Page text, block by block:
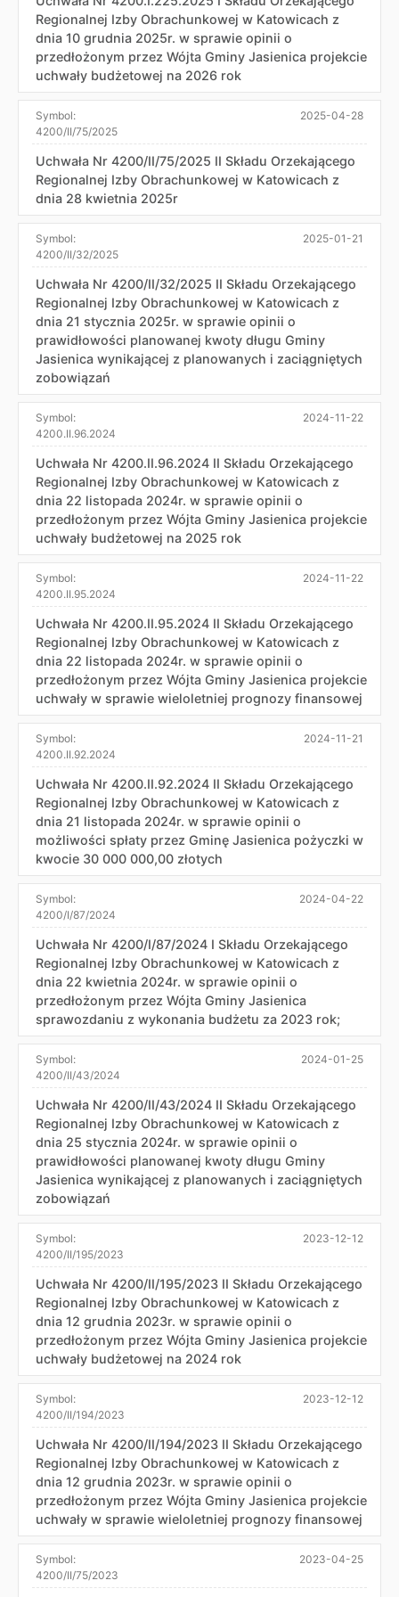
Regionalnej Izby Obrachunkowej w Katowicach z
dnia 10 grudnia 2025r. w sprawie opinii o
przedłożonym przez Wójta Gminy Jasienica projekcie
uchwały budżetowej na 2026 rok
Symbol:
4200/II/75/2025
2025-04-28
Uchwała Nr 4200/II/75/2025 II Składu Orzekającego
Regionalnej Izby Obrachunkowej w Katowicach z
dnia 28 kwietnia 2025r
Symbol:
4200/II/32/2025
2025-01-21
Uchwała Nr 4200/II/32/2025 II Składu Orzekającego
Regionalnej Izby Obrachunkowej w Katowicach z
dnia 21 stycznia 2025r. w sprawie opinii o
prawidłowości planowanej kwoty długu Gminy
Jasienica wynikającej z planowanych i zaciągniętych
zobowiązań
Symbol:
4200.II.96.2024
2024-11-22
Uchwała Nr 4200.II.96.2024 II Składu Orzekającego
Regionalnej Izby Obrachunkowej w Katowicach z
dnia 22 listopada 2024r. w sprawie opinii o
przedłożonym przez Wójta Gminy Jasienica projekcie
uchwały budżetowej na 2025 rok
Symbol:
4200.II.95.2024
2024-11-22
Uchwała Nr 4200.II.95.2024 II Składu Orzekającego
Regionalnej Izby Obrachunkowej w Katowicach z
dnia 22 listopada 2024r. w sprawie opinii o
przedłożonym przez Wójta Gminy Jasienica projekcie
uchwały w sprawie wieloletniej prognozy finansowej
Symbol:
4200.II.92.2024
2024-11-21
Uchwała Nr 4200.II.92.2024 II Składu Orzekającego
Regionalnej Izby Obrachunkowej w Katowicach z
dnia 21 listopada 2024r. w sprawie opinii o
możliwości spłaty przez Gminę Jasienica pożyczki w
kwocie 30 000 000,00 złotych
Symbol:
4200/I/87/2024
2024-04-22
Uchwała Nr 4200/I/87/2024 I Składu Orzekającego
Regionalnej Izby Obrachunkowej w Katowicach z
dnia 22 kwietnia 2024r. w sprawie opinii o
przedłożonym przez Wójta Gminy Jasienica
sprawozdaniu z wykonania budżetu za 2023 rok;
Symbol:
4200/II/43/2024
2024-01-25
Uchwała Nr 4200/II/43/2024 II Składu Orzekającego
Regionalnej Izby Obrachunkowej w Katowicach z
dnia 25 stycznia 2024r. w sprawie opinii o
prawidłowości planowanej kwoty długu Gminy
Jasienica wynikającej z planowanych i zaciągniętych
zobowiązań
Symbol:
4200/II/195/2023
2023-12-12
Uchwała Nr 4200/II/195/2023 II Składu Orzekającego
Regionalnej Izby Obrachunkowej w Katowicach z
dnia 12 grudnia 2023r. w sprawie opinii o
przedłożonym przez Wójta Gminy Jasienica projekcie
uchwały budżetowej na 2024 rok
Symbol:
4200/II/194/2023
2023-12-12
Uchwała Nr 4200/II/194/2023 II Składu Orzekającego
Regionalnej Izby Obrachunkowej w Katowicach z
dnia 12 grudnia 2023r. w sprawie opinii o
przedłożonym przez Wójta Gminy Jasienica projekcie
uchwały w sprawie wieloletniej prognozy finansowej
Symbol:
4200/II/75/2023
2023-04-25